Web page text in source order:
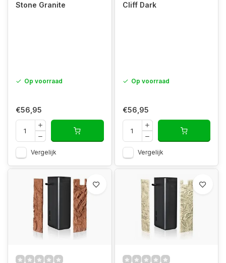
Stone Granite
Op voorraad
€56,95
Vergelijk
Cliff Dark
Op voorraad
€56,95
Vergelijk